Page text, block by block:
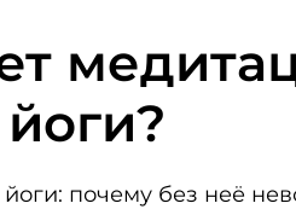
почему без неё